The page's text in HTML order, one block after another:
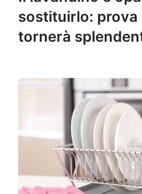
sostituirlo: prova
tornerà